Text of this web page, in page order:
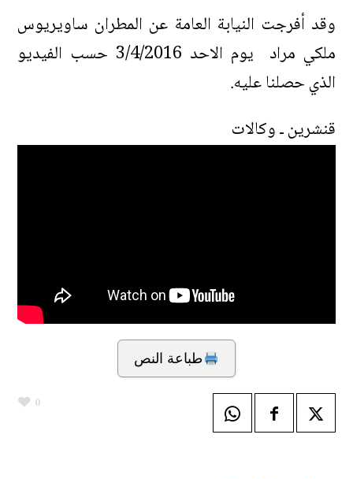
وقد أفرجت النيابة العامة عن المطران ساويريوس
ملكي مراد يوم الاحد 3/4/2016 حسب الفيديو
الذي حصلنا عليه.
قنشرين ـ وكالات
طباعة النص
0